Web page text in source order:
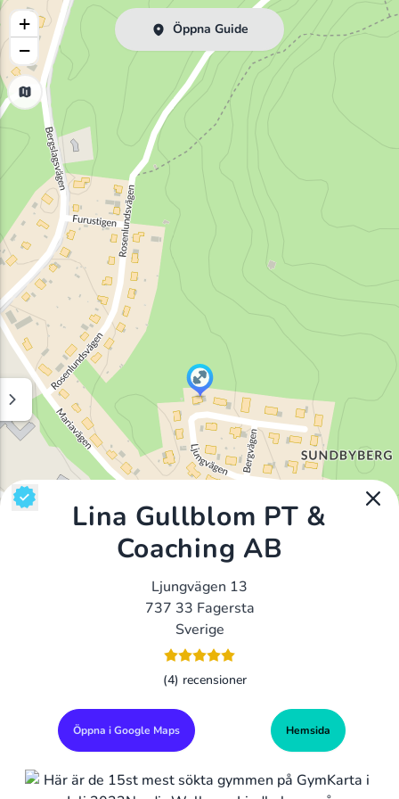
Öppna Guide
+
−
Lina Gullblom PT &
Coaching AB
Ljungvägen 13
737 33 Fagersta
Sverige
(4) recensioner
Öppna i Google Maps Hemsida
Alla Gym I Sverige Sveriges Ledande Gymkedjor